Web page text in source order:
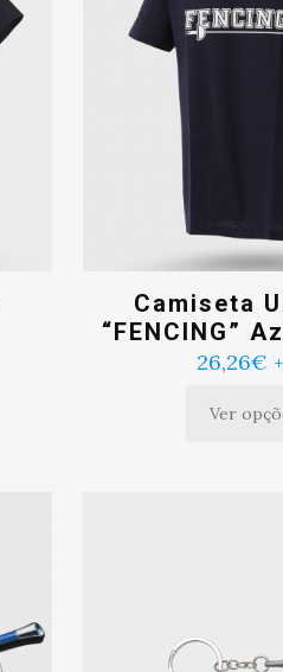
Camiseta
“FENCING”
26,26€
Ver
Este
ser
escolhidas